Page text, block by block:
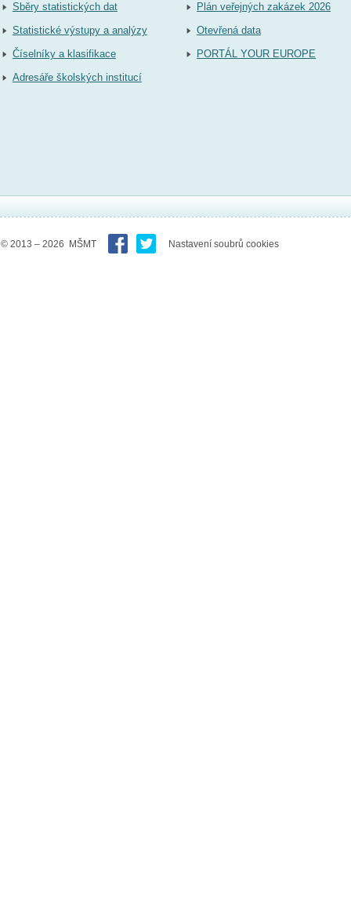
Sběry statistických dat
Statistické výstupy a analýzy
Číselníky a klasifikace
Adresáře školských institucí
Plán veřejných zakázek 2026
Otevřená data
PORTÁL YOUR EUROPE
© 2013 – 2026 MŠMT Nastavení soubrů cookies